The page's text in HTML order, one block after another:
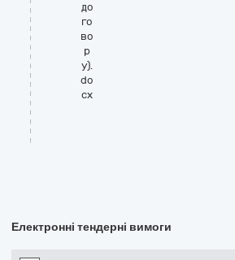
до
го
во
р
у).
do
cx
Електронні тендерні вимоги